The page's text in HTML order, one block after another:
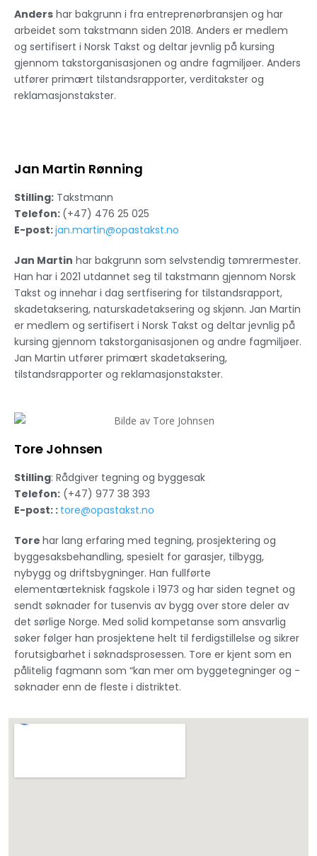
Anders har bakgrunn i fra entreprenørbransjen og har
arbeidet som takstmann siden 2018. Anders er medlem
og sertifisert i Norsk Takst og deltar jevnlig på kursing
gjennom takstorganisasjonen og andre fagmiljøer. Anders
utfører primært tilstandsrapporter, verditakster og
reklamasjonstakster.
Jan Martin Rønning
Stilling: Takstmann
Telefon: (+47) 476 25 025
E-post:jan.martin@opastakst.no
Jan Martin har bakgrunn som selvstendig tømrermester.
Han har i 2021 utdannet seg til takstmann gjennom Norsk
Takst og innehar i dag sertfisering for tilstandsrapport,
skadetaksering, naturskadetaksering og skjønn. Jan Martin
er medlem og sertifisert i Norsk Takst og deltar jevnlig på
kursing gjennom takstorganisasjonen og andre fagmiljøer.
Jan Martin utfører primært skadetaksering,
tilstandsrapporter og reklamasjonstakster.
Tore Johnsen
Stilling: Rådgiver tegning og byggesak
Telefon: (+47) 977 38 393
E-post: : tore@opastakst.no
Tore har lang erfaring med tegning, prosjektering og
byggesaksbehandling, spesielt for garasjer, tilbygg,
nybygg og driftsbygninger. Han fullførte
elementærteknisk fagskole i 1973 og har siden tegnet og
sendt søknader for tusenvis av bygg over store deler av
det sørlige Norge. Med solid kompetanse som ansvarlig
søker følger han prosjektene helt til ferdigstillelse og sikrer
forutsigbarhet i søknadsprosessen. Tore er kjent som en
pålitelig fagmann som “kan mer om byggetegninger og -
søknader enn de fleste i distriktet.